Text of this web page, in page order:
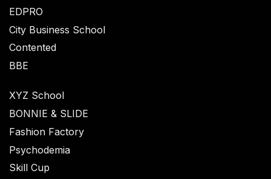
EDPRO
City Business School
Contented
BBE
XYZ School
BONNIE & SLIDE
Fashion Factory
Psychodemia
Skill Cup